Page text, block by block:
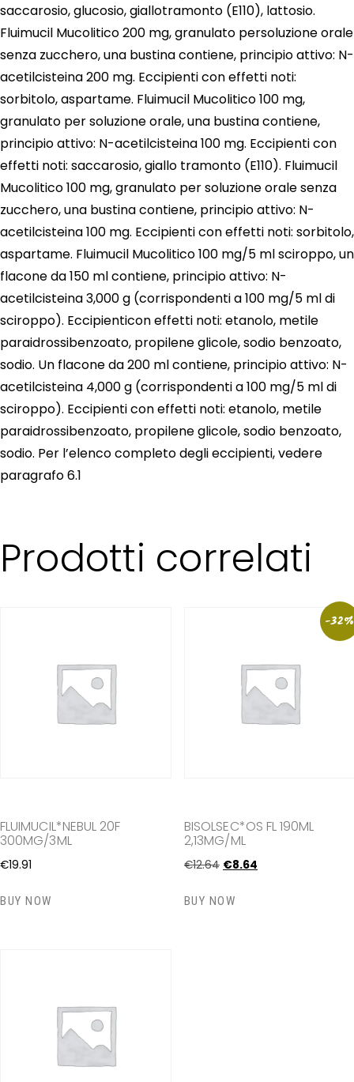
saccarosio, glucosio, giallotramonto (E110), lattosio.
Fluimucil Mucolitico 200 mg, granulato persoluzione orale
senza zucchero, una bustina contiene, principio attivo: N-
acetilcisteina 200 mg. Eccipienti con effetti noti:
sorbitolo, aspartame. Fluimucil Mucolitico 100 mg,
granulato per soluzione orale, una bustina contiene,
principio attivo: N-acetilcisteina 100 mg. Eccipienti con
effetti noti: saccarosio, giallo tramonto (E110). Fluimucil
Mucolitico 100 mg, granulato per soluzione orale senza
zucchero, una bustina contiene, principio attivo: N-
acetilcisteina 100 mg. Eccipienti con effetti noti: sorbitolo,
aspartame. Fluimucil Mucolitico 100 mg/5 ml sciroppo, un
flacone da 150 ml contiene, principio attivo: N-
acetilcisteina 3,000 g (corrispondenti a 100 mg/5 ml di
sciroppo). Eccipienticon effetti noti: etanolo, metile
paraidrossibenzoato, propilene glicole, sodio benzoato,
sodio. Un flacone da 200 ml contiene, principio attivo: N-
acetilcisteina 4,000 g (corrispondenti a 100 mg/5 ml di
sciroppo). Eccipienti con effetti noti: etanolo, metile
paraidrossibenzoato, propilene glicole, sodio benzoato,
sodio. Per l’elenco completo degli eccipienti, vedere
paragrafo 6.1
Prodotti correlati
FLUIMUCIL*NEBUL 20F
300MG/3ML
€19.91
BUY NOW
-32%
BISOLSEC*OS FL 190ML
2,13MG/ML
€12.64 €8.64
BUY NOW